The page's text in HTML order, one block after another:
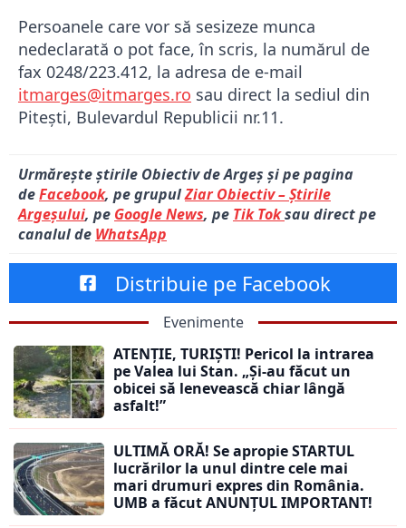
Persoanele care vor să sesizeze munca
nedeclarată o pot face, în scris, la numărul de
fax 0248/223.412, la adresa de e-mail
itmarges@itmarges.ro sau direct la sediul din
Piteşti, Bulevardul Republicii nr.11.
Urmărește știrile Obiectiv de Argeș și pe pagina
deFacebook, pe grupulZiar Obiectiv – Știrile
Argeșului, pe Google News, pe Tik Toksau direct pe
canalul de WhatsApp
Distribuie pe Facebook
Evenimente
ATENȚIE, TURIȘTI! Pericol la intrarea
pe Valea lui Stan. „Și-au făcut un
obicei să lenevească chiar lângă
asfalt!”
ULTIMĂ ORĂ! Se apropie STARTUL
lucrărilor la unul dintre cele mai
mari drumuri expres din România.
UMB a făcut ANUNȚUL IMPORTANT!